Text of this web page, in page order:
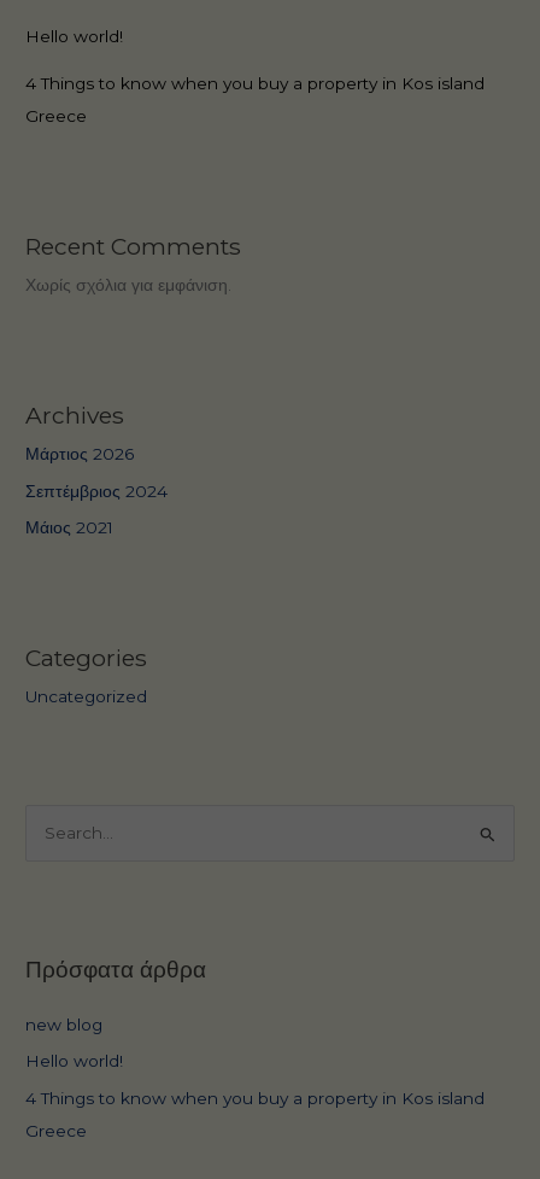
Hello world!
4 Things to know when you buy a property in Kos island
Greece
Recent Comments
Χωρίς σχόλια για εμφάνιση.
Archives
Μάρτιος 2026
Σεπτέμβριος 2024
Μάιος 2021
Categories
Uncategorized
τΠρόσφατα άρθρα
new blog
Hello world!
4 Things to know when you buy a property in Kos island
Greece